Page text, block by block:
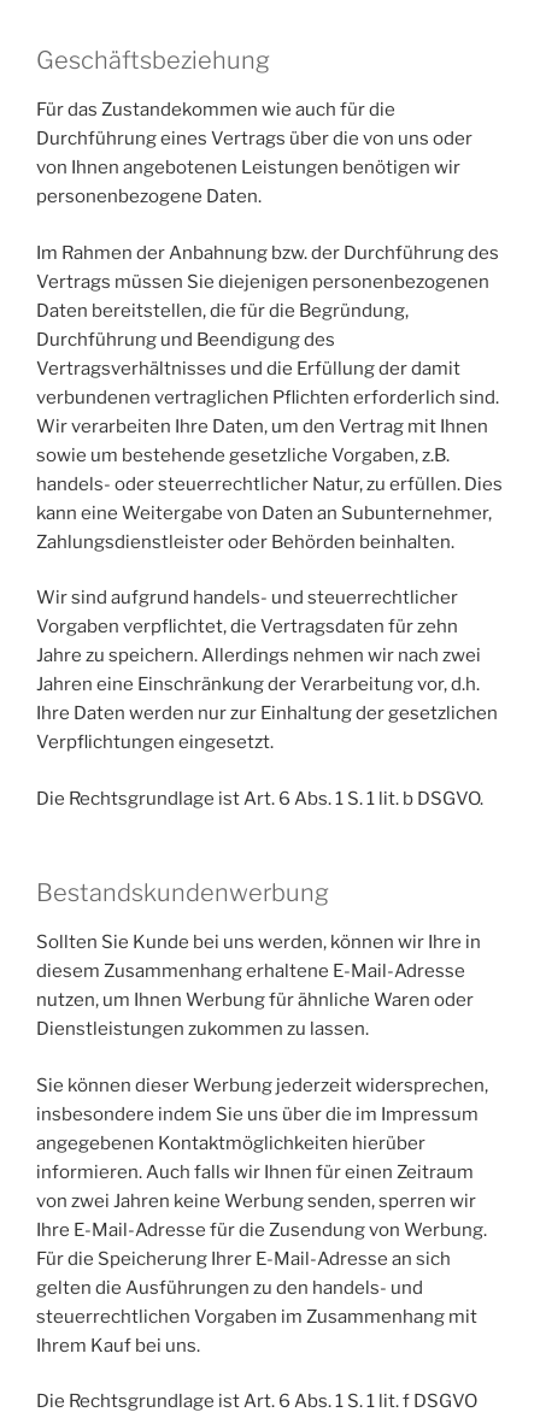
Geschäftsbeziehung
Für das Zustandekommen wie auch für die
Durchführung eines Vertrags über die von uns oder
von Ihnen angebotenen Leistungen benötigen wir
personenbezogene Daten.
Im Rahmen der Anbahnung bzw. der Durchführung des
Vertrags müssen Sie diejenigen personenbezogenen
Daten bereitstellen, die für die Begründung,
Durchführung und Beendigung des
Vertragsverhältnisses und die Erfüllung der damit
verbundenen vertraglichen Pflichten erforderlich sind.
Wir verarbeiten Ihre Daten, um den Vertrag mit Ihnen
sowie um bestehende gesetzliche Vorgaben, z.B.
handels- oder steuerrechtlicher Natur, zu erfüllen. Dies
kann eine Weitergabe von Daten an Subunternehmer,
Zahlungsdienstleister oder Behörden beinhalten.
Wir sind aufgrund handels- und steuerrechtlicher
Vorgaben verpflichtet, die Vertragsdaten für zehn
Jahre zu speichern. Allerdings nehmen wir nach zwei
Jahren eine Einschränkung der Verarbeitung vor, d.h.
Ihre Daten werden nur zur Einhaltung der gesetzlichen
Verpflichtungen eingesetzt.
Die Rechtsgrundlage ist Art. 6 Abs. 1 S. 1 lit. b DSGVO.
Bestandskundenwerbung
Sollten Sie Kunde bei uns werden, können wir Ihre in
diesem Zusammenhang erhaltene E-Mail-Adresse
nutzen, um Ihnen Werbung für ähnliche Waren oder
Dienstleistungen zukommen zu lassen.
Sie können dieser Werbung jederzeit widersprechen,
insbesondere indem Sie uns über die im Impressum
angegebenen Kontaktmöglichkeiten hierüber
informieren. Auch falls wir Ihnen für einen Zeitraum
von zwei Jahren keine Werbung senden, sperren wir
Ihre E-Mail-Adresse für die Zusendung von Werbung.
Für die Speicherung Ihrer E-Mail-Adresse an sich
gelten die Ausführungen zu den handels- und
steuerrechtlichen Vorgaben im Zusammenhang mit
Ihrem Kauf bei uns.
Die Rechtsgrundlage ist Art. 6 Abs. 1 S. 1 lit. f DSGVO